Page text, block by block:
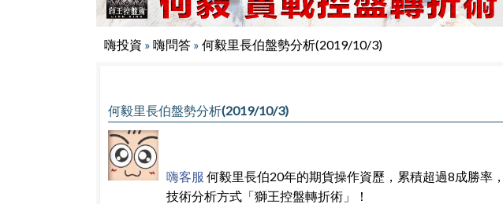
嗨投資 » 嗨問答 » 何毅里長伯盤勢分析(2019/10/3)
何毅里長伯盤勢分析(2019/10/3)
嗨客服 何毅里長伯20年的期貨操作資歷，累積超過8成勝率
技術分析方式「獅王控盤轉折術」！